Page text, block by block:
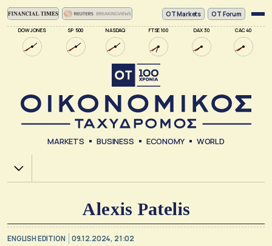
DOW JONES SP 500 NASDAQ FTSE 100 DAX 30 CAC 40
ΟΤ Markets OT Forum
MARKETS BUSINESS ECONOMY WORLD
Χ.Α.
Alexis Patelis
ENGLISH EDITION 09.12.2024, 21:02